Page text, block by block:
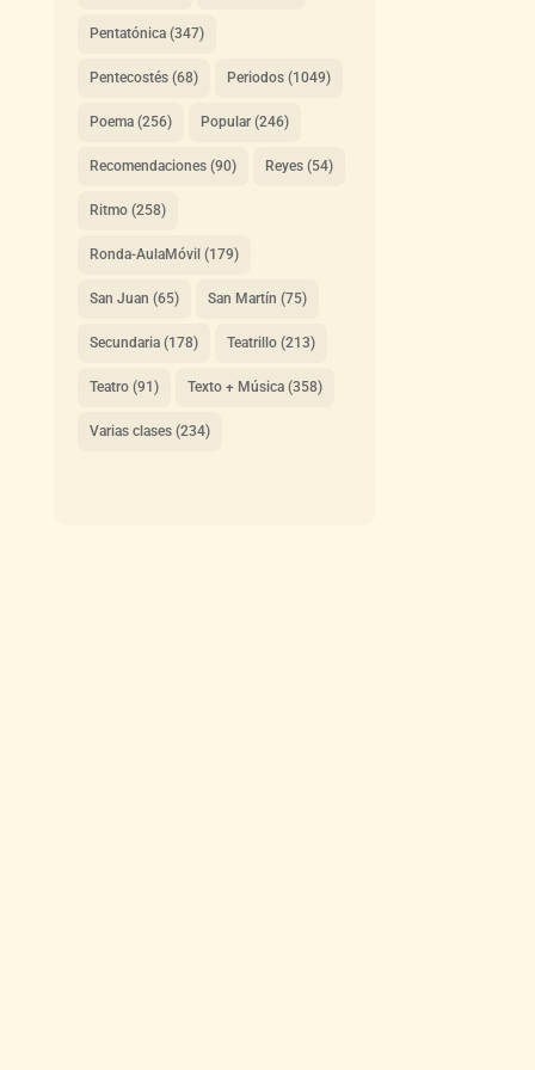
Pentatónica(347)
Pentecostés(68) Periodos(1049)
Poema(256) Popular(246)
Recomendaciones(90) Reyes(54)
Ritmo(258)
Ronda-AulaMóvil (179)
San Juan (65) San Martín (75)
Secundaria(178) Teatrillo(213)
Teatro(91) Texto + Música(358)
Varias clases(234)